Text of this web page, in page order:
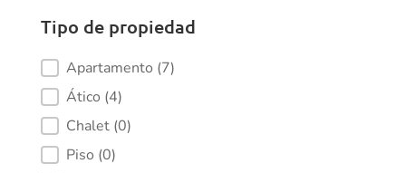
Tipo de propiedad
Tipo de propiedad
Apartamento (7)
Ático (4)
Chalet (0)
Piso (0)